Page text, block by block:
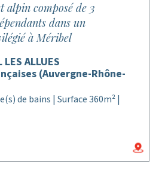
alpin composé de 3
dans un
à Méribel
ALLUES
(Auvergne-Rhône-
de bains | Surface 360m² |